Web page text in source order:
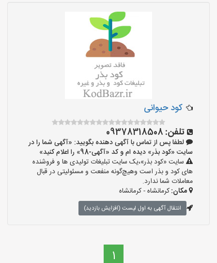
کود حیوانی
تلفن: 09378318508
لطفا پس از تماس با آگهی دهنده بگویید: «آگهی شما را در
سایت «کود بذر» دیده ام و کد «آگهی-98» را اعلام کنید»
سایت «کود بذر»،یک سایت تبلیغات تولیدی ها و فروشنده
های کود و بذر است وهیچ‌گونه منفعت و مسئولیتی در قبال
معاملات شما ندارد.
مکان:کرمانشاه - کرمانشاه
انتقال آگهی به اول لیست (افزایش بازدید)
1